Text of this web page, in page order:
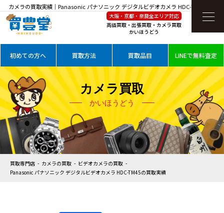
カメラの買取実績｜Panasonic パナソニック デジタルビデオカメラ HDC-TM45を高価
買取
大阪・京都・奈良全エリア対応
高価買取・出張買取・カメラ買取
かいほうどう
初めての方へ 買取方法 買取品目 LINEで無料査定
カメラ買取
かいほうどう
買取専門店 カメラの買取
ビデオカメラの買取
Panasonic パナソニック デジタルビデオカメラ HDC-TM45の買取実績